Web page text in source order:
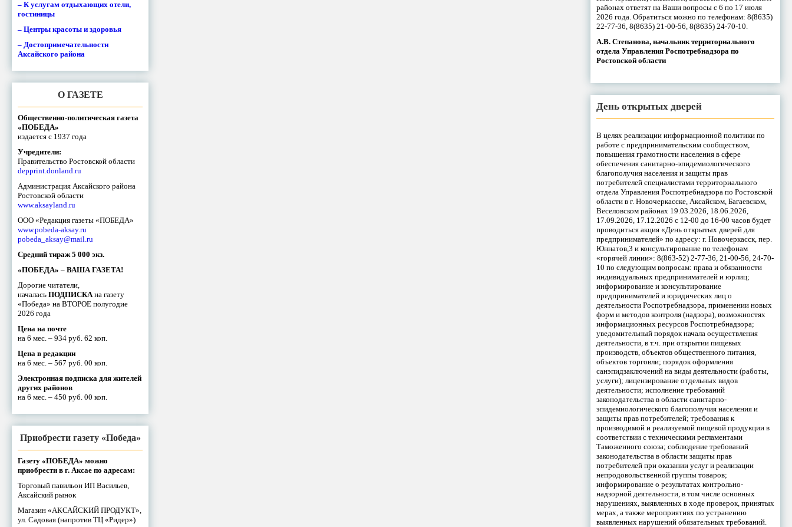
– К услугам отдыхающих отели,
гостиницы
– Центры красоты и здоровья
– Достопримечательности
Аксайского района
О ГАЗЕТЕ
Общественно-политическая газета
«ПОБЕДА»
издается с 1937 года
Учредители:
Правительство Ростовской области
depprint.donland.ru
Администрация Аксайского района
Ростовской области
www.aksayland.ru
ООО «Редакция газеты «ПОБЕДА»
www.pobeda-aksay.ru
pobeda_aksay@mail.ru
Средний тираж 5 000 экз.
«ПОБЕДА» – ВАША ГАЗЕТА!
Дорогие читатели,
началась ПОДПИСКАна газету
«Победа» на ВТОРОЕ полугодие
2026 года
Цена на почте
на 6 мес. – 934 руб. 62 коп.
Цена в редакции
на 6 мес. – 567 руб. 00 коп.
Электронная подписка для жителей
других районов
на 6 мес. – 450 руб. 00 коп.
Приобрести газету «Победа»
Газету «ПОБЕДА» можно
приобрести в г. Аксае по адресам:
Торговый павильон ИП Васильев,
Аксайский рынок
Магазин «АКСАЙСКИЙ ПРОДУКТ»,
ул. Садовая (напротив ТЦ «Ридер»)
районах ответят на Ваши вопросы с 6 по 17 июля
2026 года. Обратиться можно по телефонам: 8(8635)
22-77-36, 8(8635) 21-00-56, 8(8635) 24-70-10.
А.В. Степанова, начальник территориального
отдела Управления Роспотребнадзора по
Ростовской области
День открытых дверей
В целях реализации информационной политики по
работе с предпринимательским сообществом,
повышения грамотности населения в сфере
обеспечения санитарно-эпидемиологического
благополучия населения и защиты прав
потребителей специалистами территориального
отдела Управления Роспотребнадзора по Ростовской
области в г. Новочеркасске, Аксайском, Багаевском,
Веселовском районах 19.03.2026, 18.06.2026,
17.09.2026, 17.12.2026 с 12-00 до 16-00 часов будет
проводиться акция «День открытых дверей для
предпринимателей» по адресу: г. Новочеркасск, пер.
Юннатов,3 и консультирование по телефонам
«горячей линии»: 8(863-52) 2-77-36, 21-00-56, 24-70-
10 по следующим вопросам: права и обязанности
индивидуальных предпринимателей и юрлиц;
информирование и консультирование
предпринимателей и юридических лиц о
деятельности Роспотребнадзора, применении новых
форм и методов контроля (надзора), возможностях
информационных ресурсов Роспотребнадзора;
уведомительный порядок начала осуществления
деятельности, в т.ч. при открытии пищевых
производств, объектов общественного питания,
объектов торговли; порядок оформления
санэпидзаключений на виды деятельности (работы,
услуги); лицензирование отдельных видов
деятельности; исполнение требований
законодательства в области санитарно-
эпидемиологического благополучия населения и
защиты прав потребителей; требования к
производимой и реализуемой пищевой продукции в
соответствии с техническими регламентами
Таможенного союза; соблюдение требований
законодательства в области защиты прав
потребителей при оказании услуг и реализации
непродовольственной группы товаров;
информирование о результатах контрольно-
надзорной деятельности, в том числе основных
нарушениях, выявленных в ходе проверок, принятых
мерах, а также мероприятиях по устранению
выявленных нарушений обязательных требований.